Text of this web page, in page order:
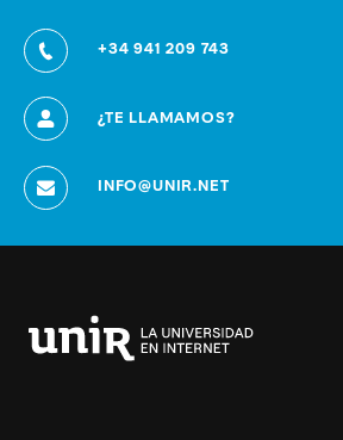
+34 941 209 743
¿TE LLAMAMOS?
INFO@UNIR.NET